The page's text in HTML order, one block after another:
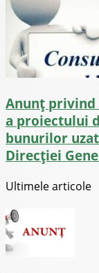
Anunț privind
a proiectului
bunurilor
Direcției
Ultimele articole